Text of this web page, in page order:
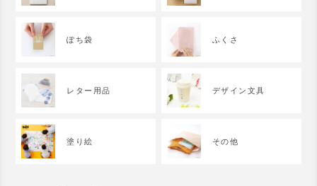
ぽち袋 ふくさ
レター用品 デザイン文具
塗り絵 その他